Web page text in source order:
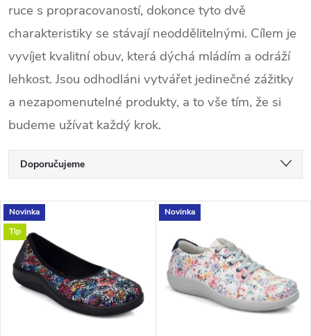
ruce s propracovaností, dokonce tyto dvě
charakteristiky se stávají neoddělitelnými. Cílem je
vyvíjet kvalitní obuv, která dýchá mládím a odráží
lehkost. Jsou odhodláni vytvářet jedinečné zážitky
a nezapomenutelné produkty, a to vše tím, že si
budeme užívat každý krok.
Ř
a
z
e
Doporučujeme
Nejdražší
Nejprodávanější
Abecedně
V
ý
p
Novinka
Tip
Novinka